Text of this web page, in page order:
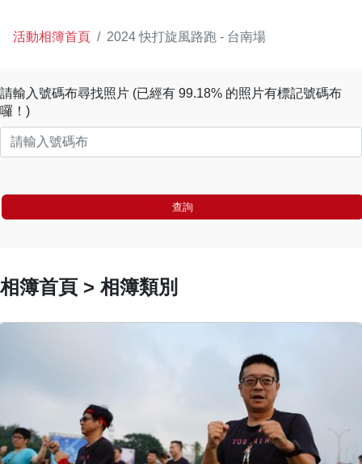
活動相簿首頁 2024 快打旋風路跑 - 台南場
請輸入號碼布尋找照片 (已經有 99.18% 的照片有標記號碼布
囉！)
查詢
相簿首頁 > 相簿類別